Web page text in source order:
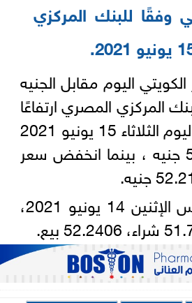
وفقًا للبنك المركزي
اليوم مقابل الجنيه
‏المركزي المصري ارتفاعًا
في سعر الشراء اليوم الثلاثاء 15 يونيو 2021
ليسجل 51.7791 جنيه ، بينما انخفض سعر
مقابل سعره أمس الإثنين 14 يونيو 2021،